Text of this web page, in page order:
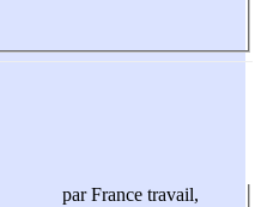
par France travail,